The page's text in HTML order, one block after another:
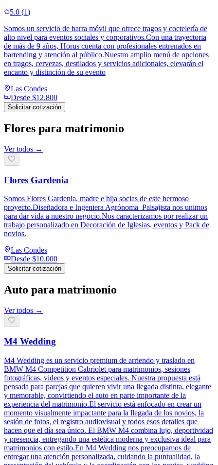
5.0 (1)
Somos un servicio de barra móvil que ofrece tragos y coctelería de
alto nivel para eventos sociales y corporativos.Con una trayectoria
de más de 9 años, Horus cuenta con profesionales entrenados en
bartending y atención al público.Nuestro amplio menú de opciones
en tragos, cervezas, destilados y servicios adicionales, elevarán el
encanto y distinción de su evento
Las Condes
Desde $12.800
Solicitar cotización
Flores para matrimonio
Ver todos →
Flores Gardenia
Somos Flores Gardenia, madre e hija socias de este hermoso
proyecto.Diseñadora e Ingeniera Agrónoma_Paisajista nos unimos
para dar vida a nuestro negocio.Nos caracterizamos por realizar un
trabajo personalizado en Decoración de Iglesias, eventos y Pack de
novios.
Las Condes
Desde $10.000
Solicitar cotización
Auto para matrimonio
Ver todos →
M4 Wedding
M4 Wedding es un servicio premium de arriendo y traslado en
BMW M4 Competition Cabriolet para matrimonios, sesiones
fotográficas, videos y eventos especiales. Nuestra propuesta está
pensada para parejas que quieren vivir una llegada distinta, elegante
y memorable, convirtiendo el auto en parte importante de la
experiencia del matrimonio.El servicio está enfocado en crear un
momento visualmente impactante para la llegada de los novios, la
sesión de fotos, el registro audiovisual y todos esos detalles que
hacen que el día sea único. El BMW M4 combina lujo, deportividad
y presencia, entregando una estética moderna y exclusiva ideal para
matrimonios con estilo.En M4 Wedding nos preocupamos de
entregar una atención personalizada, cuidando la puntualidad, la